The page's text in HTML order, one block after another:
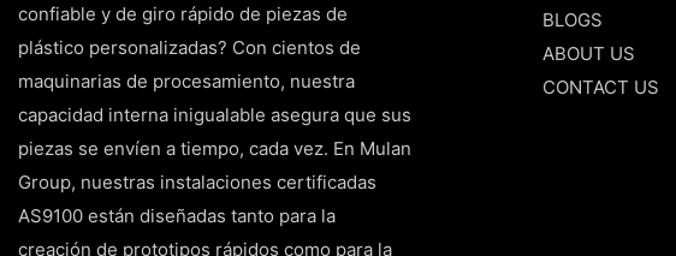
confiable y de giro rápido de piezas de
plástico personalizadas? Con cientos de
maquinarias de procesamiento, nuestra
capacidad interna inigualable asegura que sus
piezas se envíen a tiempo, cada vez. En Mulan
Group, nuestras instalaciones certificadas
AS9100 están diseñadas tanto para la
creación de prototipos rápidos como para la
BLOGS
ABOUT US
CONTACT US